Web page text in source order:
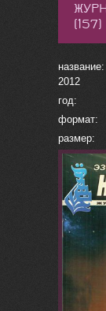
2012
год:
формат:
размер: